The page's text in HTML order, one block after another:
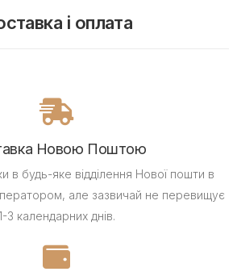
і оплата
Новою Поштою
в будь-яке відділення Нової пошти в
але зазвичай не перевищує
3 календарних днів.